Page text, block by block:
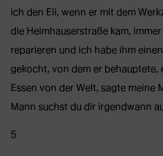
ich den Eli, wenn er mit dem
die Heimhauserstraße kam,
reparieren und ich habe ihm
gekocht, von dem er behauptete,
Essen von der Welt, sagte meine
Mann suchst du dir irgendwann
5